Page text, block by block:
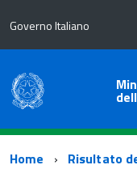
Governo Italiano
Percorso
Home Risultato